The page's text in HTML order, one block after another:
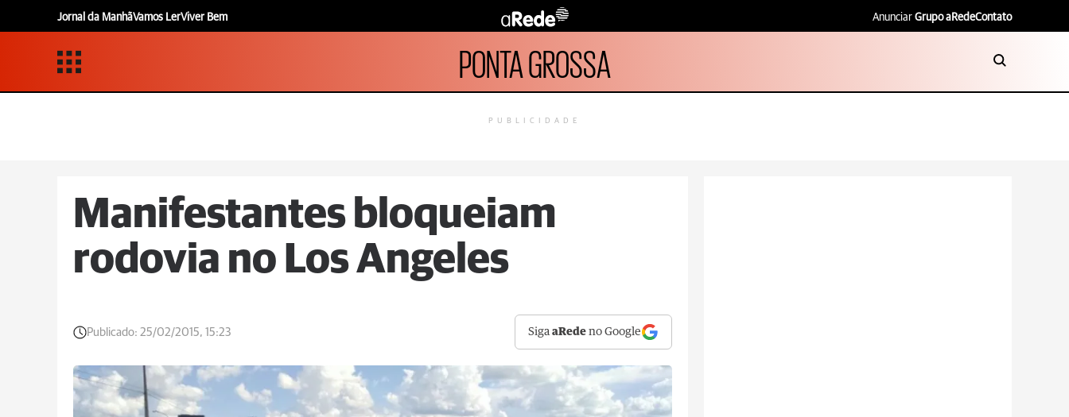
Jornal da ManhãVamos LerViver Bem Anunciar Grupo aRedeContato
PONTA GROSSA
PUBLICIDADE
Manifestantes bloqueiam
rodovia no Los Angeles
Publicado: 25/02/2015, 15:23 SigaaRede no Google